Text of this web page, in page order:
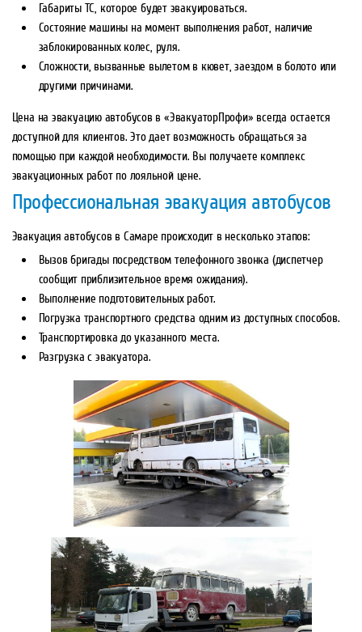
Габариты ТС, которое будет эвакуироваться.
Состояние машины на момент выполнения работ, наличие
заблокированных колес, руля.
Сложности, вызванные вылетом в кювет, заездом в болото или
другими причинами.
Цена на эвакуацию автобусов в «ЭвакуаторПрофи» всегда остается
доступной для клиентов. Это дает возможность обращаться за
помощью при каждой необходимости. Вы получаете комплекс
эвакуационных работ по лояльной цене.
Профессиональная эвакуация автобусов
Эвакуация автобусов в Самаре происходит в несколько этапов:
Вызов бригады посредством телефонного звонка (диспетчер
сообщит приблизительное время ожидания).
Выполнение подготовительных работ.
Погрузка транспортного средства одним из доступных способов.
Транспортировка до указанного места.
Разгрузка с эвакуатора.